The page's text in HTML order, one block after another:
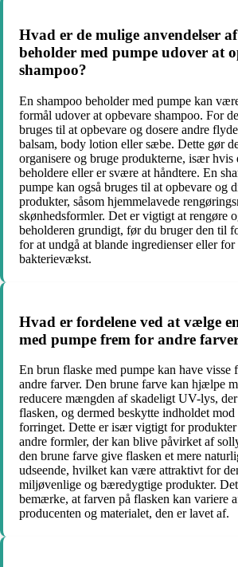
Hvad er de mulige anvendelser
beholder med pumpe udover at
shampoo?
En shampoo beholder med pumpe kan
formål udover at opbevare shampoo. For
bruges til at opbevare og dosere andre
balsam, body lotion eller sæbe. Dette gør
organisere og bruge produkterne, især hvis
beholdere eller er svære at håndtere. En
pumpe kan også bruges til at opbevare og
produkter, såsom hjemmelavede
skønhedsformler. Det er vigtigt at rengøre
beholderen grundigt, før du bruger den til
for at undgå at blande ingredienser eller
bakterievækst.
Hvad er fordelene ved at vælge
med pumpe frem for andre
En brun flaske med pumpe kan have
andre farver. Den brune farve kan hjælpe
reducere mængden af ​​skadeligt UV-lys,
flasken, og dermed beskytte indholdet
forringet. Dette er især vigtigt for produkter
andre formler, der kan blive påvirket af
den brune farve give flasken et mere
udseende, hvilket kan være attraktivt for
miljøvenlige og bæredygtige produkter.
bemærke, at farven på flasken kan variere
producenten og materialet, den er lavet af.